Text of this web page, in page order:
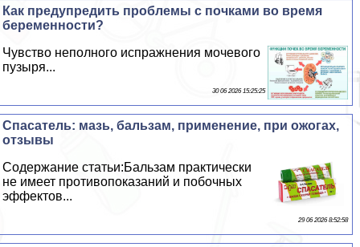
Как предупредить проблемы с почками во время
беременности?
Чувство неполного испpaжнeния мочевого
пузыря...
30 06 2026 15:25:25
Спасатель: мазь, бальзам, применение, при ожогах,
отзывы
Содержание статьи:Бальзам пpaктически
не имеет противопоказаний и побочных
эффектов...
29 06 2026 8:52:58